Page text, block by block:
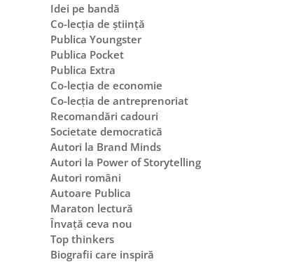
Idei pe bandă
Co-lecția de știință
Publica Youngster
Publica Pocket
Publica Extra
Co-lecția de economie
Co-lecția de antreprenoriat
Recomandări cadouri
Societate democratică
Autori la Brand Minds
Autori la Power of Storytelling
Autori români
Autoare Publica
Maraton lectură
Învață ceva nou
Top thinkers
Biografii care inspiră